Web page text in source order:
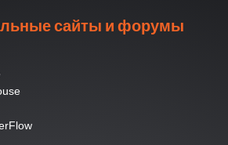
сайты и форумы